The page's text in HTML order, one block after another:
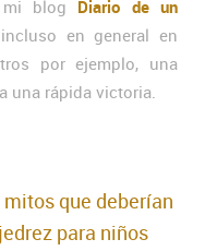
blog Diario de un
en general en
por ejemplo, una
una rápida victoria.
que deberían
para niños